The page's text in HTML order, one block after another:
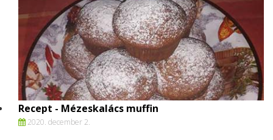
Recept - Mézeskalács muffin
2020. december 2.